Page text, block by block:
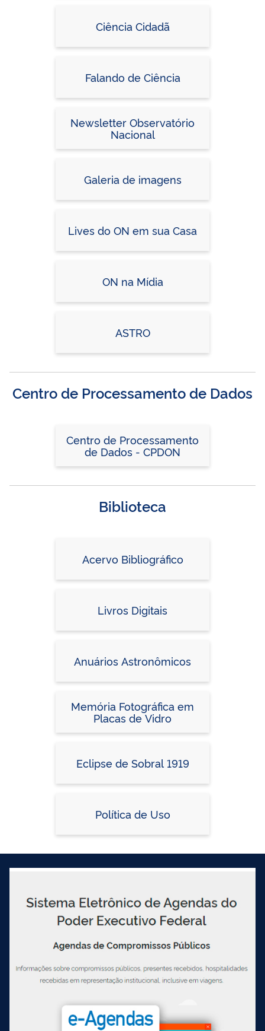
Ciência Cidadã
Falando de Ciência
Newsletter Observatório
Nacional
Galeria de imagens
Lives do ON em sua Casa
ON na Mídia
ASTRO
Centro de Processamento de Dados
Centro de Processamento
de Dados - CPDON
Biblioteca
Acervo Bibliográfico
Livros Digitais
Anuários Astronômicos
Memória Fotográfica em
Placas de Vidro
Eclipse de Sobral 1919
Política de Uso